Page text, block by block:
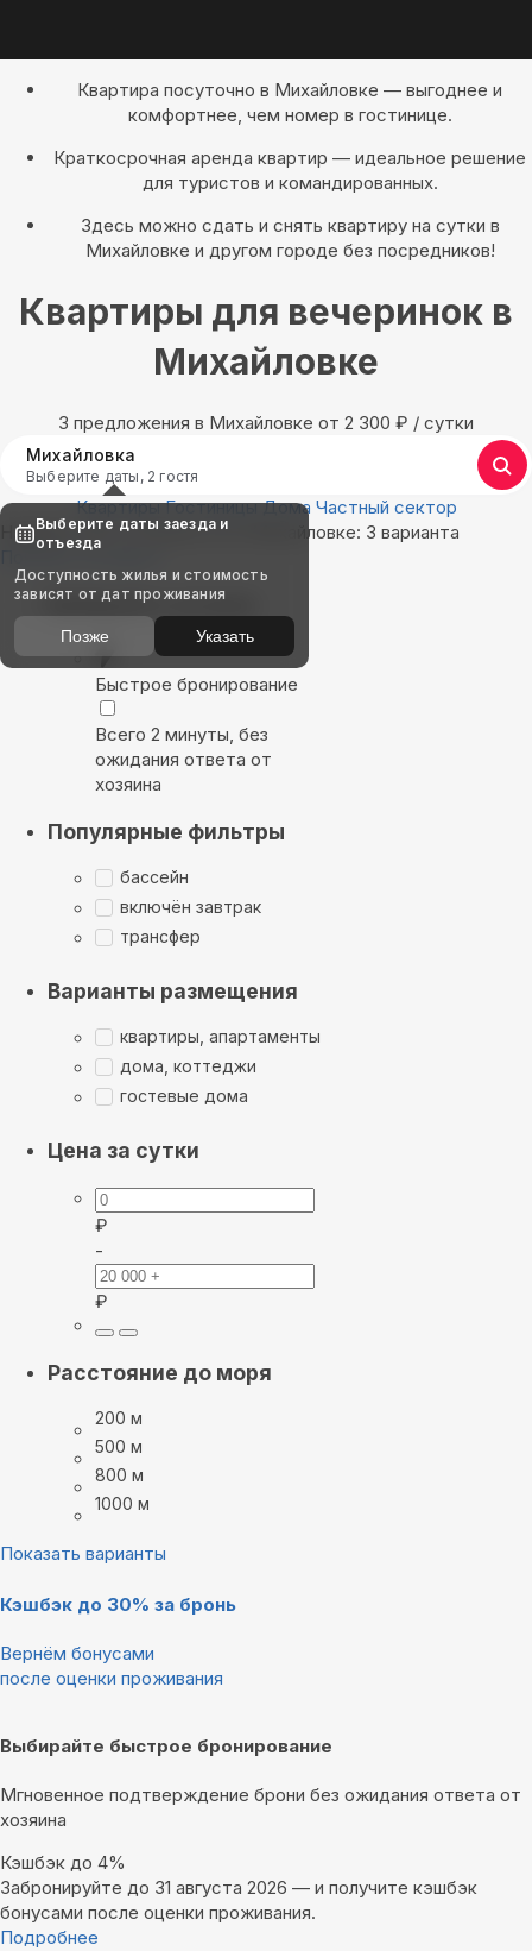
Квартира посуточно в Михайловке — выгоднее и
комфортнее, чем номер в гостинице.
Краткосрочная аренда квартир — идеальное решение
для туристов и командированных.
Здесь можно сдать и снять квартиру на сутки в
Михайловке и другом городе без посредников!
Квартиры для вечеринок в
Михайловке
3 предложения в Михайловке oт 2 300 ₽ / сутки
Михайловка
Выберите даты, 2 гостя
Квартиры Гостиницы Дома Частный сектор
Найдём, где остановиться в Михайловке: 3 варианта
Показать на карте
Выбирайте лучшее
Быстрое бронирование
Всего 2 минуты, без
ожидания ответа от
хозяина
Популярные фильтры
бассейн
включён завтрак
трансфер
Варианты размещения
квартиры, апартаменты
дома, коттеджи
гостевые дома
Цена за сутки
₽
-
₽
Расстояние до моря
200 м
500 м
800 м
1000 м
Показать варианты
Кэшбэк до 30% за бронь
Вернём бонусами
после оценки проживания
Выбирайте быстрое бронирование
Мгновенное подтверждение брони без ожидания ответа от
хозяина
Кэшбэк до 4%
Забронируйте до 31 августа 2026 — и получите кэшбэк
бонусами после оценки проживания.
Подробнее
Выберите даты заезда и
отъезда
Доступность жилья и стоимость
зависят от дат проживания
Позже Указать